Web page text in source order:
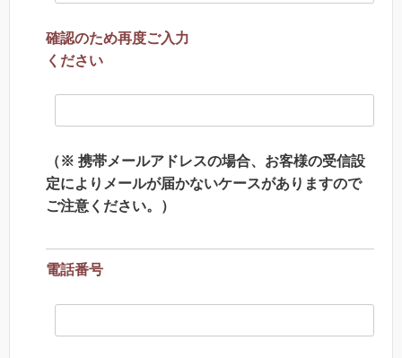
確認のため再度ご入力
ください
（※ 携帯メールアドレスの場合、お客様の受信設
定によりメールが届かないケースがありますので
ご注意ください。）
電話番号